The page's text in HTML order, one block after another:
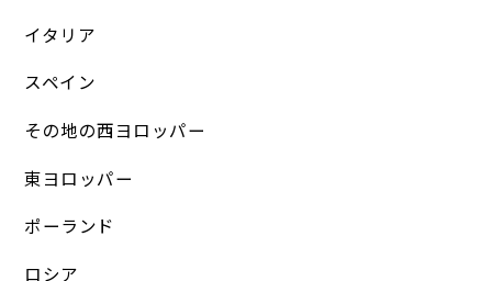
イタリア
スペイン
その地の西ヨロッパー
東ヨロッパー
ポーランド
ロシア